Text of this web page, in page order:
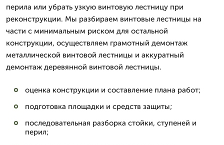
перила или убрать узкую винтовую лестницу при
реконструкции. Мы разбираем винтовые лестницы на
части с минимальным риском для остальной
конструкции, осуществляем грамотный демонтаж
металлической винтовой лестницы и аккуратный
демонтаж деревянной винтовой лестницы.
оценка конструкции и составление плана работ;
подготовка площадки и средств защиты;
последовательная разборка стойки, ступеней и
перил;